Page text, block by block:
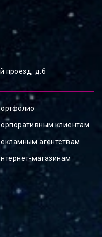
проезд, д.6
клиентам
агентствам
магазинам